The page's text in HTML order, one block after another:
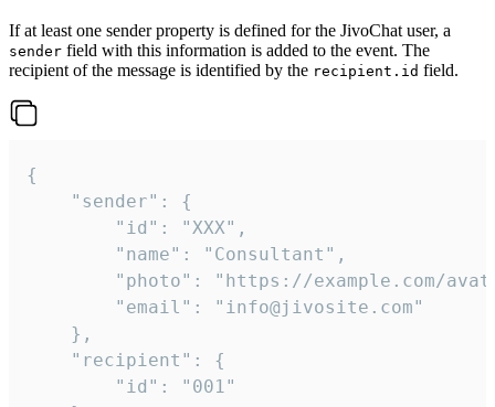
If at least one sender property is defined for the JivoChat user, a
sender field with this information is added to the event. The
recipient of the message is identified by the recipient.id field.
{